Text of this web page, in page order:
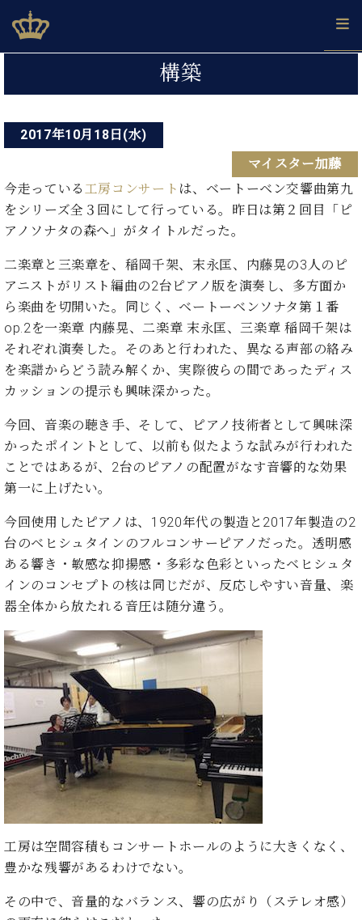
to
content
ベヒシュタインジャパン公式サイト
BECHSTEIN JAPAN Official Site
ベ
ヒ
ュ
イ
ン
ン
サ
ー
ト /
C.
ベ
ヒ
シ
タ
イ
ン
レ
デ
ン
ベ
ヒ
シ
ュ
イ
ン
コ
ン
/
C.
ヒ
示
ピ
ノ
技
術
ベ
シ
ュ
イ
ン
グ
ラ
ピ
ア
ノ
を
る
こ
色
と
ッ
チ
ベ
ヒ
シ
ュ
タ
ン・
ャ
パ
取
り
組
ヒ
シ
タ
イ
ン
の
密
ド
ツ
の
器
ベ
シ
ュ
ン
ブ
ラ
ン
ヒ
ス
ト
ー
音
楽
達
の
声
ベ
ヒ
ュ
イ
ン
ベ
シ
ニ
ュ
ー
イ
ベ
ン
メ
マ
ガ
員
登
ご
案
店
舗
か
ら
お
知
ら
(入
荷
報
等)
プ
レ
ス
リ
リ
ス
知
ら
デ
ィ
ア
報)
正
規
デ
ー・
取
店
ベ
シ
ュ
イ
ン
演
し
た
い！
学
び
た
い！
録
し
た
い！
と
う
方
は、
近
く
の
直
営
店
ま
オンライン試弾
メルマガ登録
味
か
本
企
情
報
採
用
情
ベ
ヒ
シ
ュ
タ
イ
ン・
ロ
ン
会
員
ベ
ヒ
シ
ュ
タ
ン・
ジ
ャ
パ
ブ
グ
構築
2017年10月18日(水)
マイスター加藤
今走っている​ 工房コンサート ​は、ベートーベン交響曲第九
をシリーズ全３回にして行っている。昨日は第２回目「ピ
アノソナタの森へ」がタイトルだった。
二楽章と三楽章を、稲岡千架、末永匡、内藤晃の3人のピ
アニストがリスト編曲の2台ピアノ版を演奏し、多方面か
ら楽曲を切開いた。同じく、ベートーベンソナタ第１番
op.2を一楽章 内藤晃、二楽章 末永匡、三楽章 稲岡千架は
それぞれ演奏した。そのあと行われた、異なる声部の絡み
を楽譜からどう読み解くか、実際彼らの間であったディス
カッションの提示も興味深かった。
今回、音楽の聴き手、そして、ピアノ技術者として興味深
かったポイントとして、以前も似たような試みが行われた
ことではあるが、2台のピアノの配置がなす音響的な効果
第一に上げたい。
今回使用したピアノは、1920年代の製造と2017年製造の2
台のベヒシュタインのフルコンサーピアノだった。透明感
ある響き・敏感な抑揚感・多彩な色彩といったベヒシュタ
インのコンセプトの核は同じだが、反応しやすい音量、楽
器全体から放たれる音圧は随分違う。
工房は空間容積もコンサートホールのように大きくなく、
豊かな残響があるわけでない。
その中で、音量的なバランス、響の広がり（ステレオ感）
稿
ナ
ビ
ー
シ
ン